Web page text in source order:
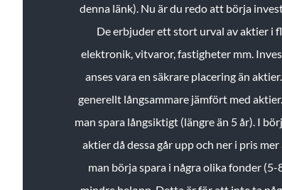
denna länk). Nu är du redo att börja
De erbjuder ett stort urval av aktier i
elektronik, vitvaror, fastigheter mm.
anses vara en säkrare placering än
generellt långsammare jämfört med
man spara långsiktigt (längre än 5 år). I
aktier då dessa går upp och ner i pris
man börja spara i några olika fonder